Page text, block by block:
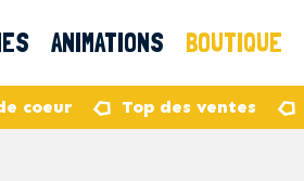
ANIMATIONS BOUTIQUE
coeur Top des ventes